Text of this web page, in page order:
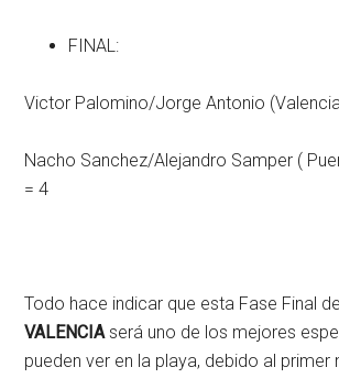
FINAL:
Victor Palomino/Jorge Antonio
Nacho Sanchez/Alejandro Samper (
= 4
Todo hace indicar que esta Fase Final
VALENCIAserá uno de los mejores
pueden ver en la playa, debido al primer